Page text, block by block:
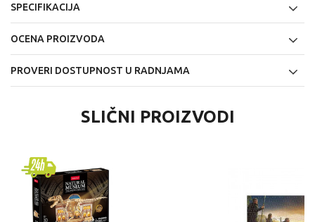
SPECIFIKACIJA
OCENA PROIZVODA
PROVERI DOSTUPNOST U RADNJAMA
SLIČNI PROIZVODI